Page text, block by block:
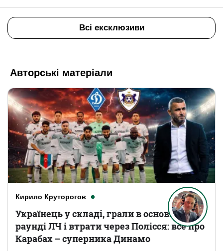
Всі ексклюзиви
Авторські матеріали
Кирило Круторогов
Українець у складі, грали в основному
раунді ЛЧ і втрати через Полісся: все про
Карабах – суперника Динамо